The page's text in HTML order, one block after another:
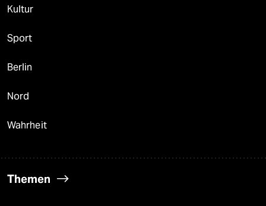
Kultur
Sport
Berlin
Nord
Wahrheit
Themen